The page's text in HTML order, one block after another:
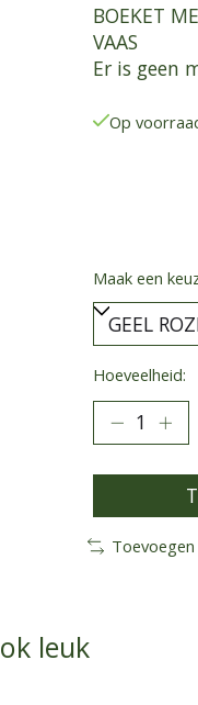
BOEKET
VAAS
Er is geen
Op
Maak een
Hoeveelheid:
leuk